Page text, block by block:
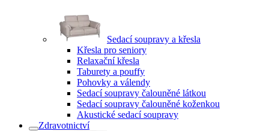
Sedací soupravy a křesla
Křesla pro seniory
Relaxační křesla
Taburety a pouffy
Pohovky a válendy
Sedací soupravy čalouněné látkou
Sedací soupravy čalouněné koženkou
Akustické sedací soupravy
Zdravotnictví